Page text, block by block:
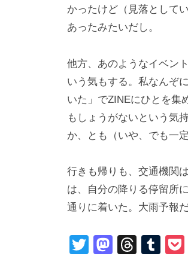
かったけど（見落として
あったみたいだし。
他方、あのようなイベン
いう気もする。私なんぞ
いた」でZINEにひとを集
もしょうがないという気
か、とも（いや、でも一
行きも帰りも、交通機関
は、自分の降りる停留所
通りに着いた。大雨予報
T
M
T
T